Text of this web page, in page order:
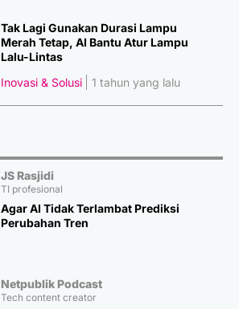
Tak Lagi Gunakan Durasi Lampu
Merah Tetap, AI Bantu Atur Lampu
Lalu-Lintas
Inovasi & Solusi
1 tahun yang lalu
JS Rasjidi
TI profesional
Agar AI Tidak Terlambat Prediksi
Perubahan Tren
Netpublik Podcast
Tech content creator